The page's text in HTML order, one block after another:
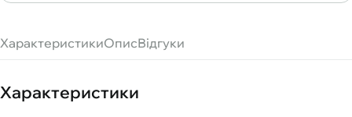
ХарактеристикиОписВідгуки
Характеристики